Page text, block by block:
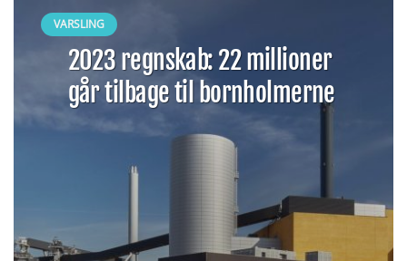
VARSLING
2023 regnskab: 22 millioner
går tilbage til bornholmerne